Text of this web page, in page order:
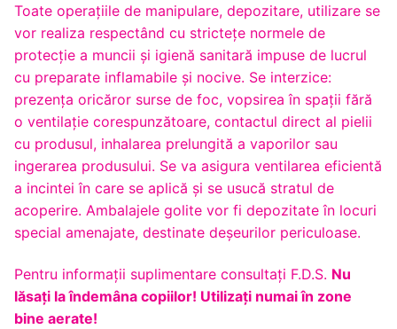
Toate operaţiile de manipulare, depozitare, utilizare se
vor realiza respectând cu stricteţe normele de
protecţie a muncii şi igienă sanitară impuse de lucrul
cu preparate inflamabile şi nocive. Se interzice:
prezenţa oricăror surse de foc, vopsirea în spaţii fără
o ventilaţie corespunzătoare, contactul direct al pielii
cu produsul, inhalarea prelungită a vaporilor sau
ingerarea produsului. Se va asigura ventilarea eficientă
a incintei în care se aplică şi se usucă stratul de
acoperire. Ambalajele golite vor fi depozitate în locuri
special amenajate, destinate deşeurilor periculoase.
Pentru informaţii suplimentare consultaţi F.D.S. Nu
lăsaţi la îndemâna copiilor! Utilizaţi numai în zone
bine aerate!